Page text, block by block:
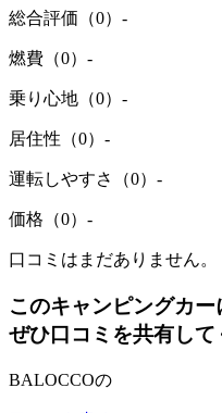
総合評価（0） -
燃費（0） -
乗り心地（0） -
居住性（0） -
運転しやすさ（0） -
価格（0） -
口コミはまだありません。
このキャンピングカ
ぜひ口コミを共有して
BALOCCOの